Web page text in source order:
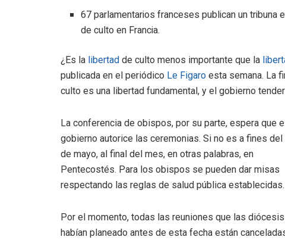
67 parlamentarios franceses publican un
de culto en Francia.
¿Es la libertad de culto menos importante que la
publicada en el periódico Le Figaro esta semana. La
culto es una libertad fundamental, y el gobierno
La conferencia de obispos, por su parte, espera que el
gobierno autorice las ceremonias. Si no es a fines del
de mayo, al final del mes, en otras palabras, en
Pentecostés. Para los obispos se pueden dar misas
respectando las reglas de salud pública establecidas.
Por el momento, todas las reuniones que las diócesis
habían planeado antes de esta fecha están